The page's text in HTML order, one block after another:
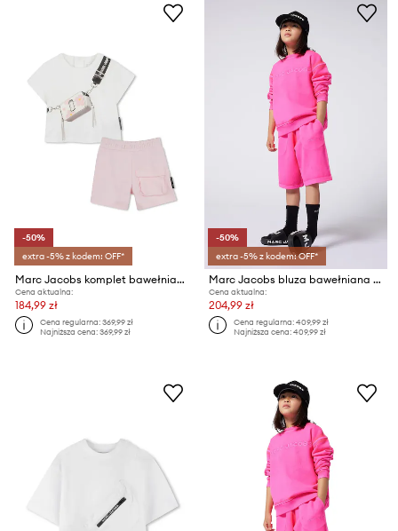
-50%
extra -5% z kodem: OFF*
Marc Jacobs komplet bawełniany niemowlęcy
Cena aktualna:
184,99 zł
Cena regularna:369,99 zł
Najniższa cena:369,99 zł
-50%
extra -5% z kodem: OFF*
Marc Jacobs bluza bawełniana dziecięca
Cena aktualna:
204,99 zł
Cena regularna:409,99 zł
Najniższa cena:409,99 zł